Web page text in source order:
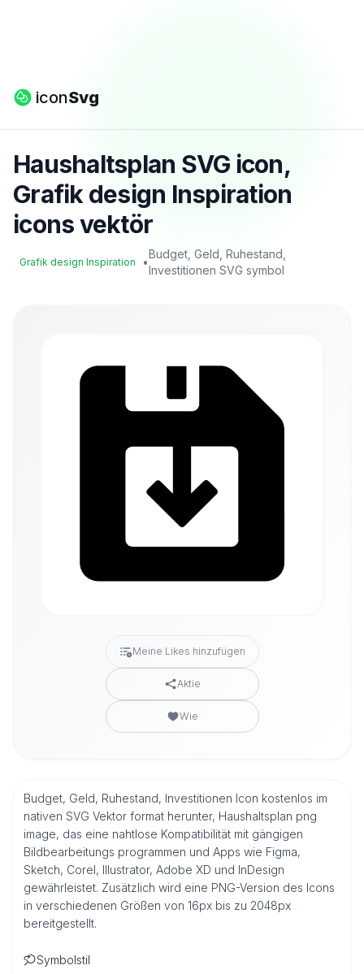
iconSvg
Haushaltsplan SVG icon,
Grafik design Inspiration
icons vektör
Grafik design Inspiration •
Budget, Geld, Ruhestand,
Investitionen SVG symbol
Meine Likes hinzufügen
Aktie
Wie
Budget, Geld, Ruhestand, Investitionen Icon kostenlos im
nativen SVG Vektor format herunter, Haushaltsplan png
image, das eine nahtlose Kompatibilität mit gängigen
Bildbearbeitungs programmen und Apps wie Figma,
Sketch, Corel, Illustrator, Adobe XD und InDesign
gewährleistet. Zusätzlich wird eine PNG-Version des Icons
in verschiedenen Größen von 16px bis zu 2048px
bereitgestellt.
Symbolstil